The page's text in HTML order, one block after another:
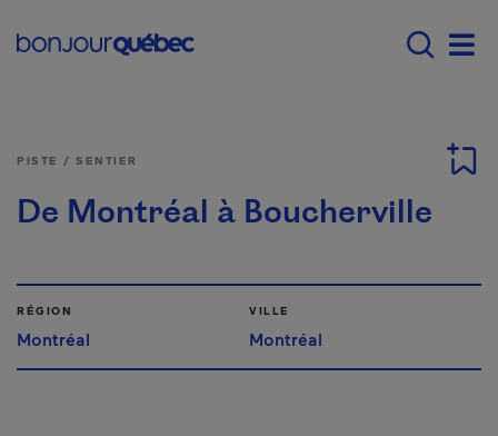
Main navigation -
PISTE / SENTIER
De Montréal à Boucherville
RÉGION
Montréal
VILLE
Montréal